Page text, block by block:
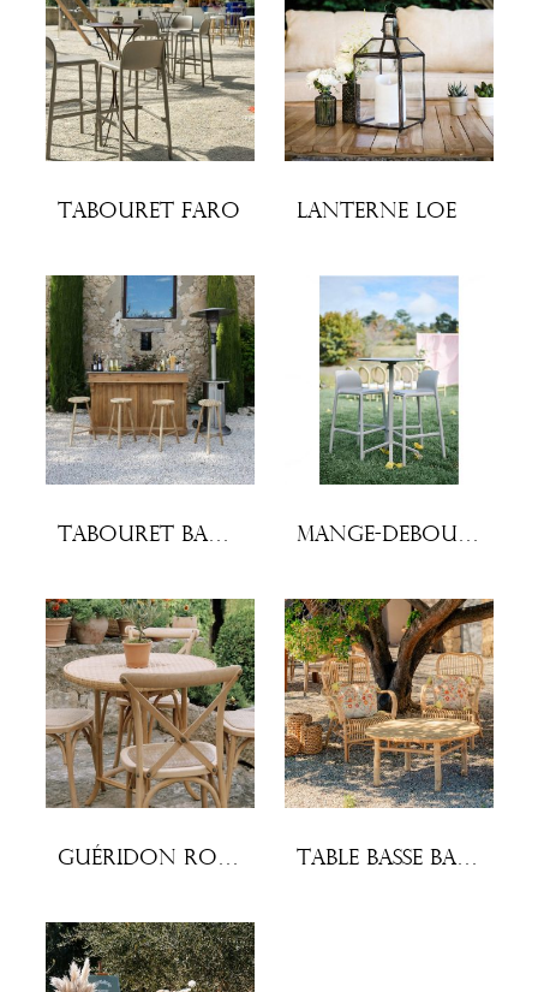
Tabouret Faro Lanterne Loe
Tabouret bar bambou Mange-debout Frasca
Guéridon rotin Marcel Table basse bambou